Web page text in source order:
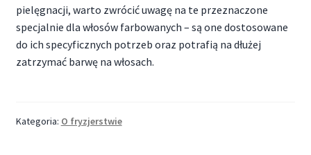
pielęgnacji, warto zwrócić uwagę na te przeznaczone
specjalnie dla włosów farbowanych – są one dostosowane
do ich specyficznych potrzeb oraz potrafią na dłużej
zatrzymać barwę na włosach.
Kategoria: O fryzjerstwie